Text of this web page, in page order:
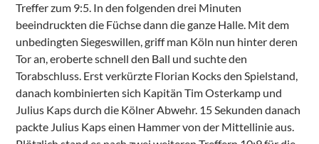
Treffer zum 9:5. In den folgenden drei Minuten
beeindruckten die Füchse dann die ganze Halle. Mit dem
unbedingten Siegeswillen, griff man Köln nun hinter deren
Tor an, eroberte schnell den Ball und suchte den
Torabschluss. Erst verkürzte Florian Kocks den Spielstand,
danach kombinierten sich Kapitän Tim Osterkamp und
Julius Kaps durch die Kölner Abwehr. 15 Sekunden danach
packte Julius Kaps einen Hammer von der Mittellinie aus.